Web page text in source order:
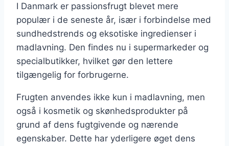
I Danmark er passionsfrugt blevet mere
populær i de seneste år, især i forbindelse med
sundhedstrends og eksotiske ingredienser i
madlavning. Den findes nu i supermarkeder og
specialbutikker, hvilket gør den lettere
tilgængelig for forbrugerne.
Frugten anvendes ikke kun i madlavning, men
også i kosmetik og skønhedsprodukter på
grund af dens fugtgivende og nærende
egenskaber. Dette har yderligere øget dens